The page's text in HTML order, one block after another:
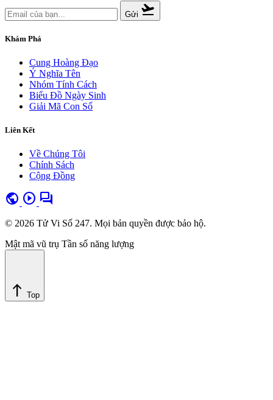
Gửi flight_takeoff
Khám Phá
Cung Hoàng Đạo
Ý Nghĩa Tên
Nhóm Tính Cách
Biểu Đồ Ngày Sinh
Giải Mã Con Số
Liên Kết
Về Chúng Tôi
Chính Sách
Cộng Đồng
public play_circle forum
© 2026 Tử Vi Số 247. Mọi bản quyền được bảo hộ.
Mật mã vũ trụ Tần số năng lượng
north Top